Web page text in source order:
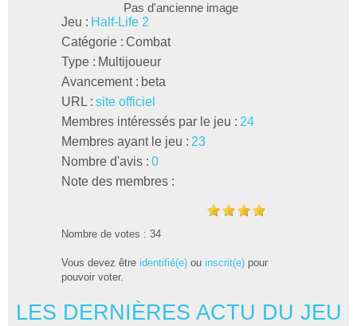
Pas d'ancienne image
Jeu : Half-Life 2
Catégorie : Combat
Type : Multijoueur
Avancement : beta
URL : site officiel
Membres intéressés par le jeu : 24
Membres ayant le jeu : 23
Nombre d'avis : 0
Note des membres :
Nombre de votes : 34
Vous devez être identifié(e) ou inscrit(e) pour
pouvoir voter.
LES DERNIÈRES ACTU DU JEU